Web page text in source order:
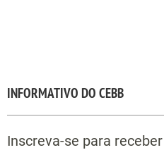
INFORMATIVO DO CEBB
Inscreva-se para